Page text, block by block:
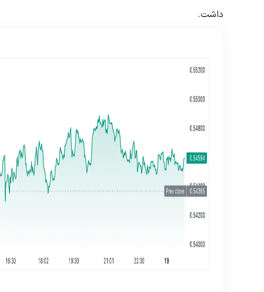
داشت.